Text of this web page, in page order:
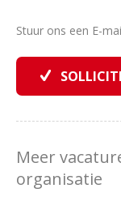
Stuur ons een E-
Meer
organisatie